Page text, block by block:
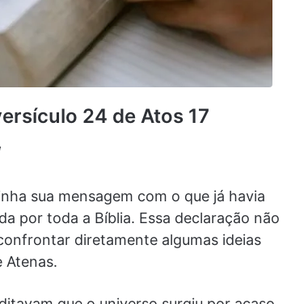
24 de Atos 17
sua mensagem com o que já havia
por toda a Bíblia. Essa declaração não
diretamente algumas ideias
Atenas.